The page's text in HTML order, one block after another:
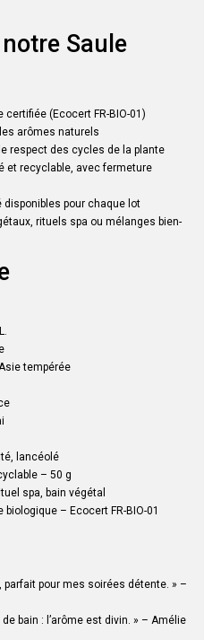
Saule
(Ecocert FR-BIO-01)
arômes naturels
respect des cycles de la plante
et recyclable, avec fermeture
pour chaque lot
rituels spa ou mélanges bien-
L.
tempérée
lancéolé
– 50 g
spa, bain végétal
biologique – Ecocert FR-BIO-01
parfait pour mes soirées détente. » –
de bain : l’arôme est divin. » – Amélie